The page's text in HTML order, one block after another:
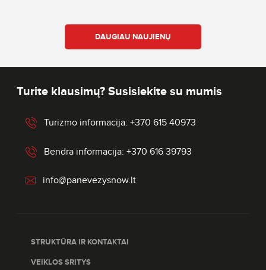
DAUGIAU NAUJIENŲ
Turite klausimų? Susisiekite su mumis
Turizmo informacija: +370 615 40973
Bendra informacija: +370 616 39793
info@panevezysnow.lt
STRUKTŪRA IR KONTAKTAI
VEIKLOS SRITYS